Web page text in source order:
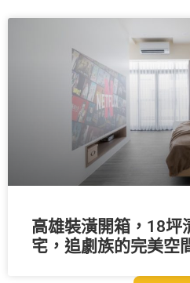
高雄裝潢開箱，18坪
宅，追劇族的完美空